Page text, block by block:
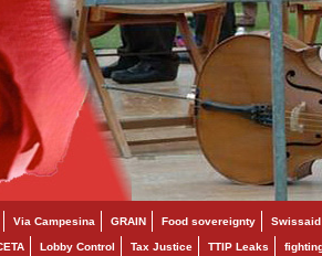
Via Campesina GRAIN Food sovereignty Swissaid
Lobby Control Tax Justice TTIP Leaks